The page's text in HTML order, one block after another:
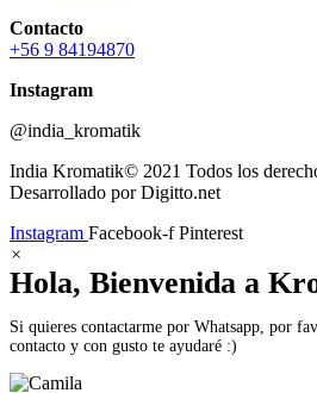
Contacto
+56 9 84194870
Instagram
@india_kromatik
India Kromatik© 2021 Todos los
Desarrollado por Digitto.net
Instagram Facebook-f Pinterest
×
Hola, Bienvenida a
Si quieres contactarme por Whatsapp, por
contacto y con gusto te ayudaré :)